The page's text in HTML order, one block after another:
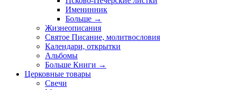
Именинник
Больше →
Жизнеописания
Святое Писание, молитвословия
Календари, открытки
Альбомы
Больше Книги →
Церковные товары
Свечи